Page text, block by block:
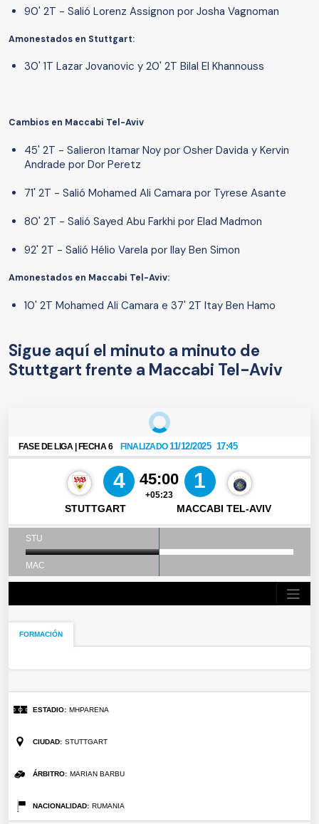
90' 2T - Salió Lorenz Assignon por Josha Vagnoman
Amonestados en Stuttgart:
30' 1T Lazar Jovanovic y 20' 2T Bilal El Khannouss
Cambios en Maccabi Tel-Aviv
45' 2T - Salieron Itamar Noy por Osher Davida y Kervin
Andrade por Dor Peretz
71' 2T - Salió Mohamed Ali Camara por Tyrese Asante
80' 2T - Salió Sayed Abu Farkhi por Elad Madmon
92' 2T - Salió Hélio Varela por Ilay Ben Simon
Amonestados en Maccabi Tel-Aviv:
10' 2T Mohamed Ali Camara e 37' 2T Itay Ben Hamo
Sigue aquí el minuto a minuto de
Stuttgart frente a Maccabi Tel-Aviv